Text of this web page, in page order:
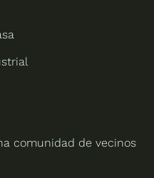
comunidad de vecinos